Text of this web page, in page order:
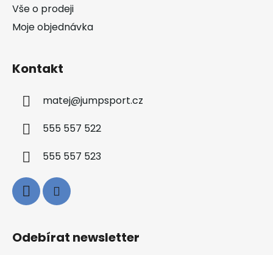
Vše o prodeji
Moje objednávka
Kontakt
matej@jumpsport.cz
555 557 522
555 557 523
Odebírat newsletter